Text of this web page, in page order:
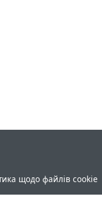
щодо файлів cookie